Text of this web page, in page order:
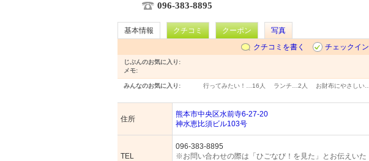
096-383-8895
基本情報 クチコミ クーポン
写真
クチコミを書く
チェックイン
じぶんのお気に入り:
メモ:
みんなのお気に入り: 行ってみたい！… 16人 ランチ… 2人 お財布にやさしい…
住所
熊本市中央区水前寺6-27-20
神水恵比須ビル103号
TEL
096-383-8895
※お問い合わせの際は「ひごなび！を見た」とお伝えいた